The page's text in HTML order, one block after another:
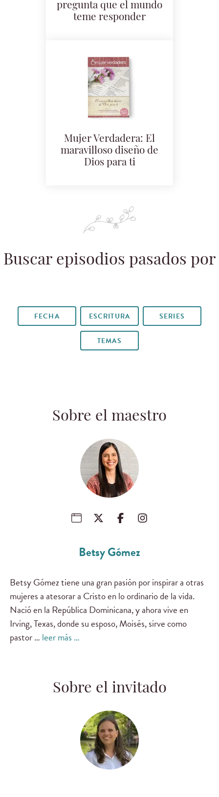
pregunta que el mundo
teme responder
Mujer Verdadera: El
maravilloso diseño de
Dios para ti
Buscar episodios pasados por
FECHA ESCRITURA SERIES
TEMAS
Sobre el maestro
Betsy Gómez
Betsy Gómez tiene una gran pasión por inspirar a otras
mujeres a atesorar a Cristo en lo ordinario de la vida.
Nació en la República Dominicana, y ahora vive en
Irving, Texas, donde su esposo, Moisés, sirve como
pastor … leer más …
Sobre el invitado